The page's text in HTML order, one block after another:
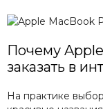
Почему
заказать в
На практике